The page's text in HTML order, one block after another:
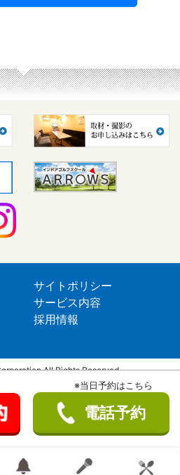
サイトポリシー
サービス内容
採用情報
All Rights Reserved.
※当日予約はこちら
電話予約